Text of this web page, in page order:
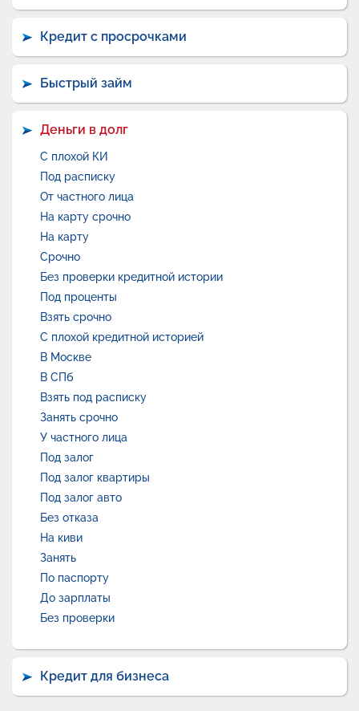
Кредит с просрочками
Быстрый займ
Деньги в долг
С плохой КИ
Под расписку
От частного лица
На карту срочно
На карту
Срочно
Без проверки кредитной истории
Под проценты
Взять срочно
С плохой кредитной историей
В Москве
В СПб
Взять под расписку
Занять срочно
У частного лица
Под залог
Под залог квартиры
Под залог авто
Без отказа
На киви
Занять
По паспорту
До зарплаты
Без проверки
Кредит для бизнеса